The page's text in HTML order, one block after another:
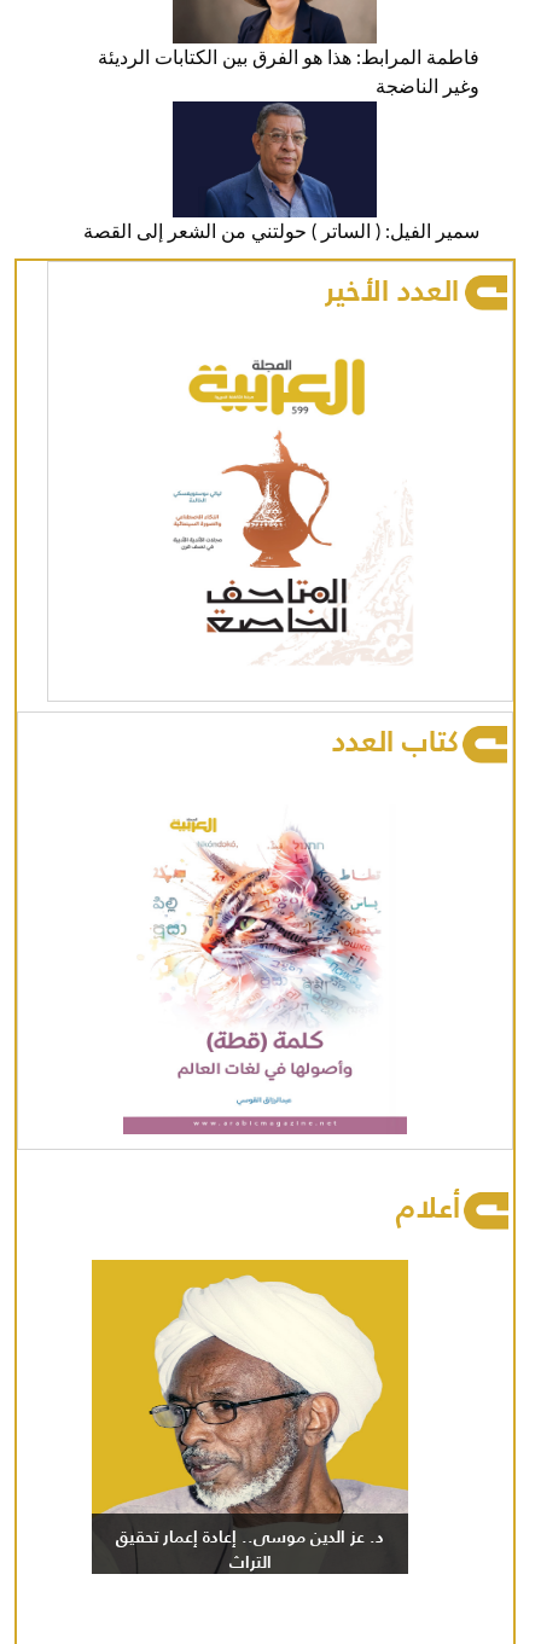
فاطمة المرابط: هذا هو الفرق بين الكتابات الرديئة
وغير الناضجة
سمير الفيل: ( الساتر ) حولتني من الشعر إلى القصة
العدد الأخير
كتاب العدد
أعلام
د. عز الدين موسى.. إعادة إعمار تحقيق
التراث